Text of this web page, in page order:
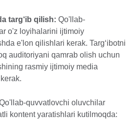
targ‘ib qilish: Qo'llab-
o'z loyihalarini ijtimoiy
e'lon qilishlari kerak. Targ‘ibotni
auditoriyani qamrab olish uchun
rasmiy ijtimoiy media
quvvatlovchi oluvchilar
kontent yaratishlari kutilmoqda: